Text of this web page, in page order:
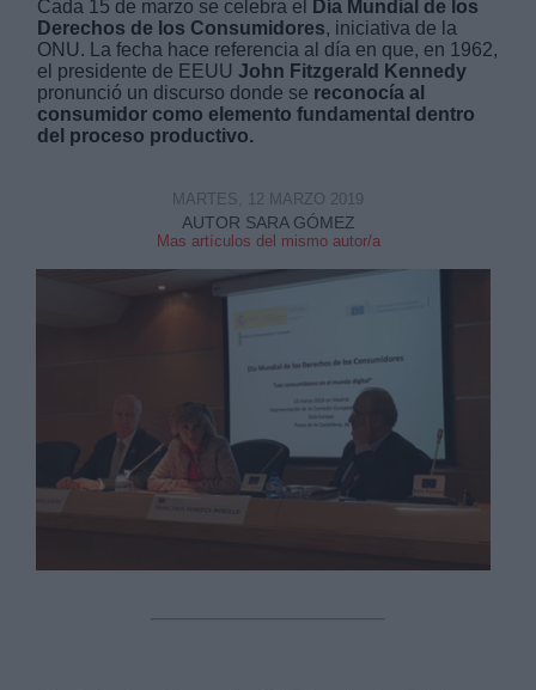
Cada 15 de marzo se celebra el
Día Mundial de los
Derechos de los Consumidores, iniciativa de la
ONU. La fecha hace referencia al día en que, en 1962,
el presidente de EEUUJohn Fitzgerald Kennedy
pronunció un discurso donde se reconocía al
consumidor como elemento fundamental dentro
del proceso productivo.
AUTOR SARA GÓMEZ
Mas artículos del mismo autor/a
MARTES, 12 MARZO 2019
link